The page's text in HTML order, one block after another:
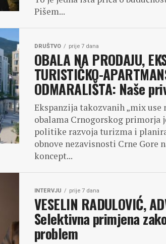
Pišem...
DRUŠTVO prije 7 dana
OBALA NA PRODAJU,
TURISTIČKO-
ODMARALIŠTA: Naše
Ekspanzija takozvanih „mix use
obalama Crnogorskog primorja
politike razvoja turizma i
obnove nezavisnosti Crne Gore
koncept...
INTERVJU prije 7 dana
VESELIN RADULOVIĆ,
Selektivna primjena
problem